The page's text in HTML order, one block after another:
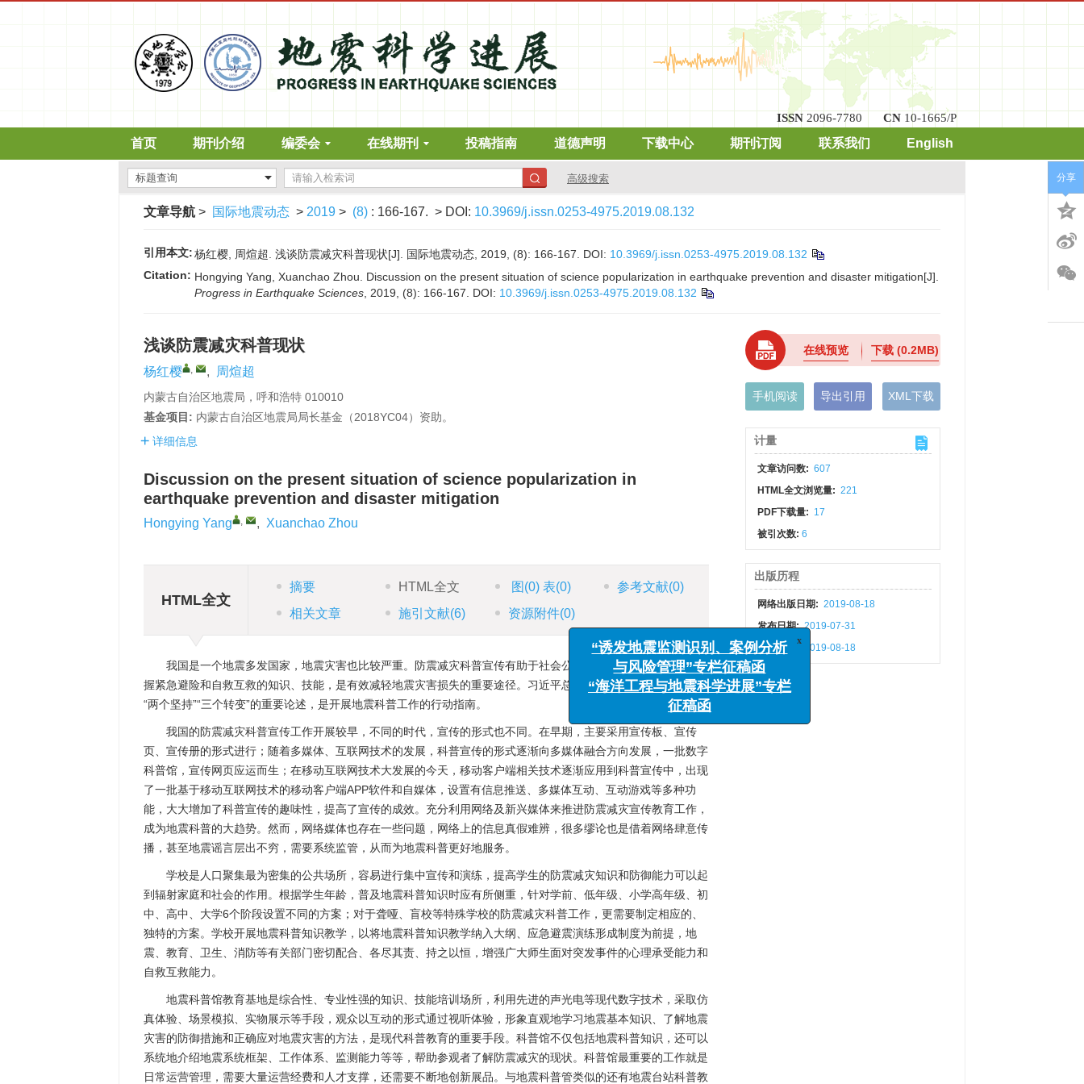
ISSN 2096-7780 CN 10-1665/P
首页 期刊介绍 编委会 在线期刊 投稿指南 道德声明 下载中心 期刊订阅 联系我们 English
高级搜索
文章导航 > 国际地震动态 > 2019 > (8) : 166-167. > DOI: 10.3969/j.issn.0253-4975.2019.08.132
引用本文:杨红樱, 周煊超. 浅谈防震减灾科普现状[J]. 国际地震动态, 2019, (8): 166-167. DOI: 10.3969/j.issn.0253-4975.2019.08.132
Citation: Hongying Yang, Xuanchao Zhou. Discussion on the present situation of science popularization in earthquake prevention and disaster mitigation[J].
Progress in Earthquake Sciences , 2019, (8): 166-167. DOI: 10.3969/j.issn.0253-4975.2019.08.132
浅谈防震减灾科普现状
杨红樱 , , 周煊超
内蒙古自治区地震局，呼和浩特 010010
基金项目: 内蒙古自治区地震局局长基金（2018YC04）资助。
详细信息
Discussion on the present situation of science popularization in
earthquake prevention and disaster mitigation
Hongying Yang , , Xuanchao Zhou
HTML全文
摘要 HTML全文 图 (0)表(0) 参考文献(0)
相关文章
施引文献(6) 资源附件(0)
我国是一个地震多发国家，地震灾害也比较严重。防震减灾科普宣传有助于社会公众正确地识别地震风险、掌
握紧急避险和自救互救的知识、技能，是有效减轻地震灾害损失的重要途径。习近平总书记关于防灾减灾救灾工作
“两个坚持”“三个转变”的重要论述，是开展地震科普工作的行动指南。
我国的防震减灾科普宣传工作开展较早，不同的时代，宣传的形式也不同。在早期，主要采用宣传板、宣传
页、宣传册的形式进行；随着多媒体、互联网技术的发展，科普宣传的形式逐渐向多媒体融合方向发展，一批数字
科普馆，宣传网页应运而生；在移动互联网技术大发展的今天，移动客户端相关技术逐渐应用到科普宣传中，出现
了一批基于移动互联网技术的移动客户端APP软件和自媒体，设置有信息推送、多媒体互动、互动游戏等多种功
能，大大增加了科普宣传的趣味性，提高了宣传的成效。充分利用网络及新兴媒体来推进防震减灾宣传教育工作，
成为地震科普的大趋势。然而，网络媒体也存在一些问题，网络上的信息真假难辨，很多缪论也是借着网络肆意传
播，甚至地震谣言层出不穷，需要系统监管，从而为地震科普更好地服务。
学校是人口聚集最为密集的公共场所，容易进行集中宣传和演练，提高学生的防震减灾知识和防御能力可以起
到辐射家庭和社会的作用。根据学生年龄，普及地震科普知识时应有所侧重，针对学前、低年级、小学高年级、初
中、高中、大学6个阶段设置不同的方案；对于聋哑、盲校等特殊学校的防震减灾科普工作，更需要制定相应的、
独特的方案。学校开展地震科普知识教学，以将地震科普知识教学纳入大纲、应急避震演练形成制度为前提，地
震、教育、卫生、消防等有关部门密切配合、各尽其责、持之以恒，增强广大师生面对突发事件的心理承受能力和
自救互救能力。
地震科普馆教育基地是综合性、专业性强的知识、技能培训场所，利用先进的声光电等现代数字技术，采取仿
真体验、场景模拟、实物展示等手段，观众以互动的形式通过视听体验，形象直观地学习地震基本知识、了解地震
灾害的防御措施和正确应对地震灾害的方法，是现代科普教育的重要手段。科普馆不仅包括地震科普知识，还可以
系统地介绍地震系统框架、工作体系、监测能力等等，帮助参观者了解防震减灾的现状。科普馆最重要的工作就是
日常运营管理，需要大量运营经费和人才支撑，还需要不断地创新展品。与地震科普管类似的还有地震台站科普教
在线预览 下载(0.2MB)
手机阅读 导出引用 XML下载
计量
文章访问数: 607
HTML全文浏览量: 221
PDF下载量: 17
被引次数:6
出版历程
网络出版日期: 2019-08-18
发布日期: 2019-07-31
刊出日期:
2019-08-18
分享
x
“诱发地震监测识别、案例分析
与风险管理”专栏征稿函
“海洋工程与地震科学进展”专栏
征稿函